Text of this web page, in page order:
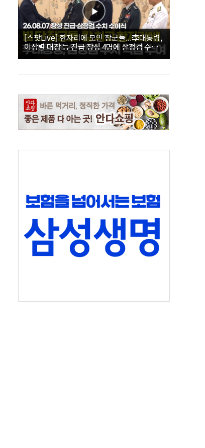
[스팟Live] 한자리에 모인 장군들...李대통령,
이상렬 대장 등 진급 장성 4명에 삼정검 수치
직접 수여｜26.08.07 장성 진급·삼정검 수치